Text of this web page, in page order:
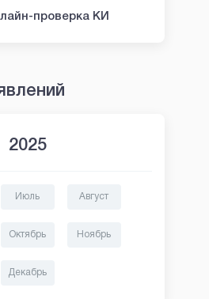
проверка КИ
2025
Июль Август
Октябрь Ноябрь
Декабрь